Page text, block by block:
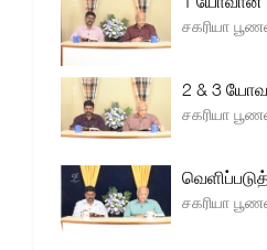
சகரியா
2 & 3
சகரியா
சகரியா